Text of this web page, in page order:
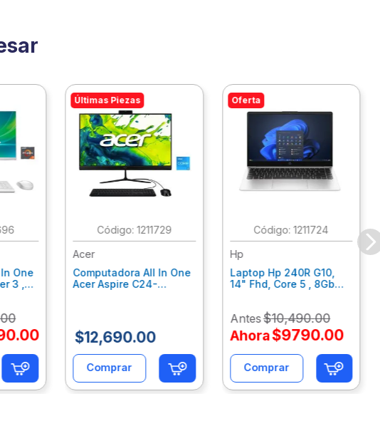
One
3 ,
00
.00
Últimas Piezas
: 1211729
Acer
Computadora All In One
Acer Aspire C24-
Dq.Bmjal.002
$12,690.00
Comprar
Oferta
:1211724
Hp
Laptop Hp 240R G10,
14" Fhd, Core 5 , 8Gb
Antes$10,490.00
Ahora$9790.00
Comprar